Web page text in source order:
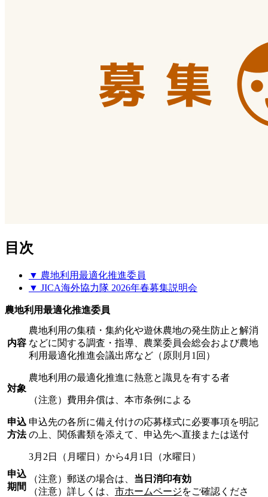
目次
▼ 農地利用最適化推進委員
▼ JICA海外協力隊 2026年春募集説明会
農地利用最適化推進委員
内容
農地利用の集積・集約化や遊休農地の発生防止と解消
などに関する調査・指導、農業委員会総会および農地
利用最適化推進会議出席など（原則月1回）
対象
農地利用の最適化推進に熱意と識見を有する者
（注意）費用弁償は、本市条例による
申込
方法
申込先の各所に備え付けの応募様式に必要事項を明記
の上、関係書類を添えて、申込先へ直接または送付
申込
期間
3月2日（月曜日）から4月1日（水曜日）
（注意）郵送の場合は、 当日消印有効
（注意）詳しくは、 市ホームページをご確認くださ